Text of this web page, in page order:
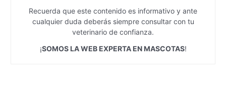
Recuerda que este contenido es informativo y ante
cualquier duda deberás siempre consultar con tu
veterinario de confianza.
¡SOMOS LA WEB EXPERTA EN MASCOTAS!